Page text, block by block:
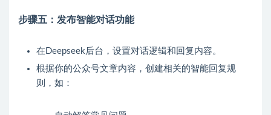
步骤五：发布智能对话功能
在Deepseek后台，设置对话逻辑和回复内容。
根据你的公众号文章内容，创建相关的智能回复规
则，如：